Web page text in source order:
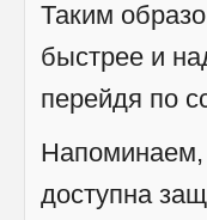
Таким
быстрее и
перейдя по
Напоминаем,
доступна